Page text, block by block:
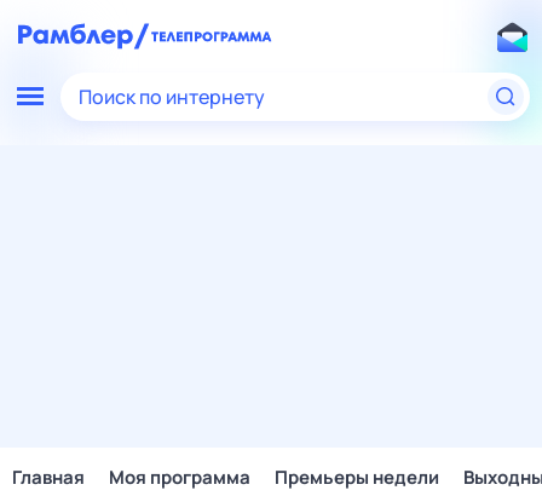
Поиск по интернету
Главная Моя программа Премьеры недели